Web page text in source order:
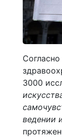
3000
ведении